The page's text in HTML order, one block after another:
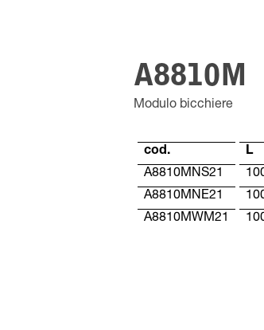
A8810M
Modulo bicchiere
cod. L
A8810MNS21
A8810MNE21
A8810MWM21